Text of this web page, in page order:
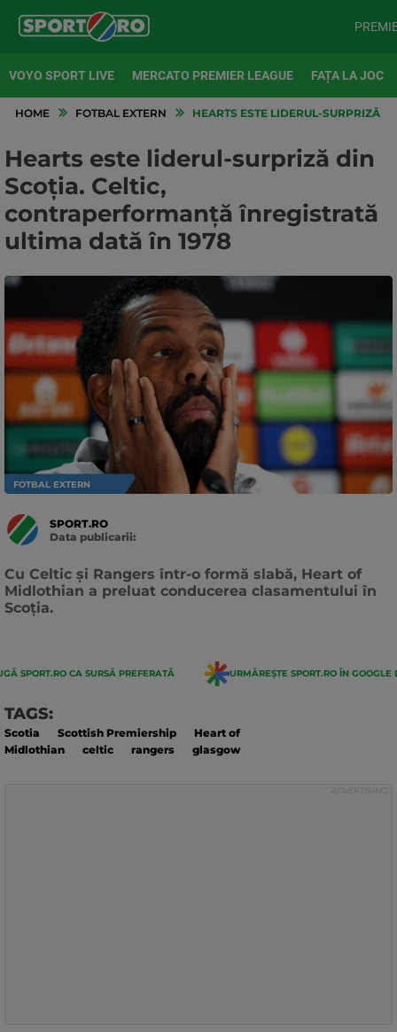
VOYO SPORT LIVE MERCATO PREMIER LEAGUE FAȚA LA JOC
HOME FOTBAL EXTERN HEARTS ESTE LIDERUL-SURPRIZĂ
Hearts este liderul-surpriză din
Scoția. Celtic,
contraperformanță înregistrată
ultima dată în 1978
FOTBAL EXTERN
SPORT.RO
Data publicarii:
Cu Celtic și Rangers într-o formă slabă, Heart of
Midlothian a preluat conducerea clasamentului în
Scoția.
SPORT.RO CA SURSĂ PREFERATĂ URMĂREȘTE SPORT.RO ÎN GOOGLE
TAGS:
Scotia Scottish Premiership
Heart of
Midlothian
celtic rangers glasgow